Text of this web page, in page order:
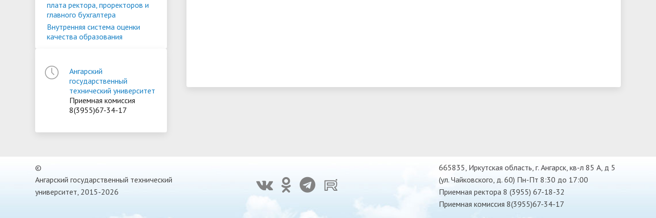
плата ректора, проректоров и
главного бухгалтера
Внутренняя система оценки
качества образования
Ангарский
государственный
технический университет
Приемная комиссия
8(3955)67-34-17
©
Ангарский государственный технический
университет, 2015-2026
665835, Иркутская область, г. Ангарск, кв-л 85 А, д 5
(ул. Чайковского, д. 60) Пн-Пт 8:30 до 17:00
Приемная ректора 8 (3955) 67-18-32
Приемная комиссия 8(3955)67-34-17